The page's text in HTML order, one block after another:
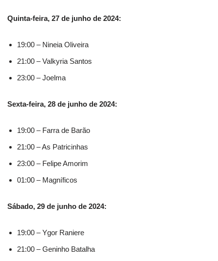
Quinta-feira, 27 de junho de 2024:
19:00 – Nineia Oliveira
21:00 – Valkyria Santos
23:00 – Joelma
Sexta-feira, 28 de junho de 2024:
19:00 – Farra de Barão
21:00 – As Patricinhas
23:00 – Felipe Amorim
01:00 – Magníficos
Sábado, 29 de junho de 2024:
19:00 – Ygor Raniere
21:00 – Geninho Batalha